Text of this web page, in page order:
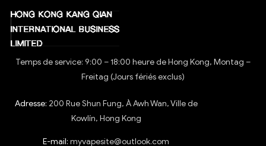
Temps de service: 9:00 – 18:00 heure de Hong Kong, Montag –
Freitag (Jours fériés exclus)
Adresse: 200 Rue Shun Fung, À Awh Wan, Ville de
Kowlín, Hong Kong
E-mail: myvapesite@outlook.com